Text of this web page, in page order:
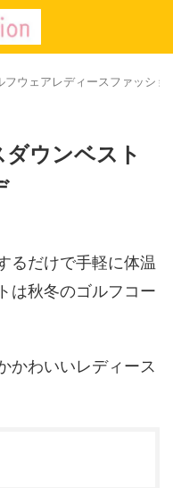
ウェアレディースファッショ
ウンベスト
るだけで手軽に体温
は秋冬のゴルフコー
かわいいレディース